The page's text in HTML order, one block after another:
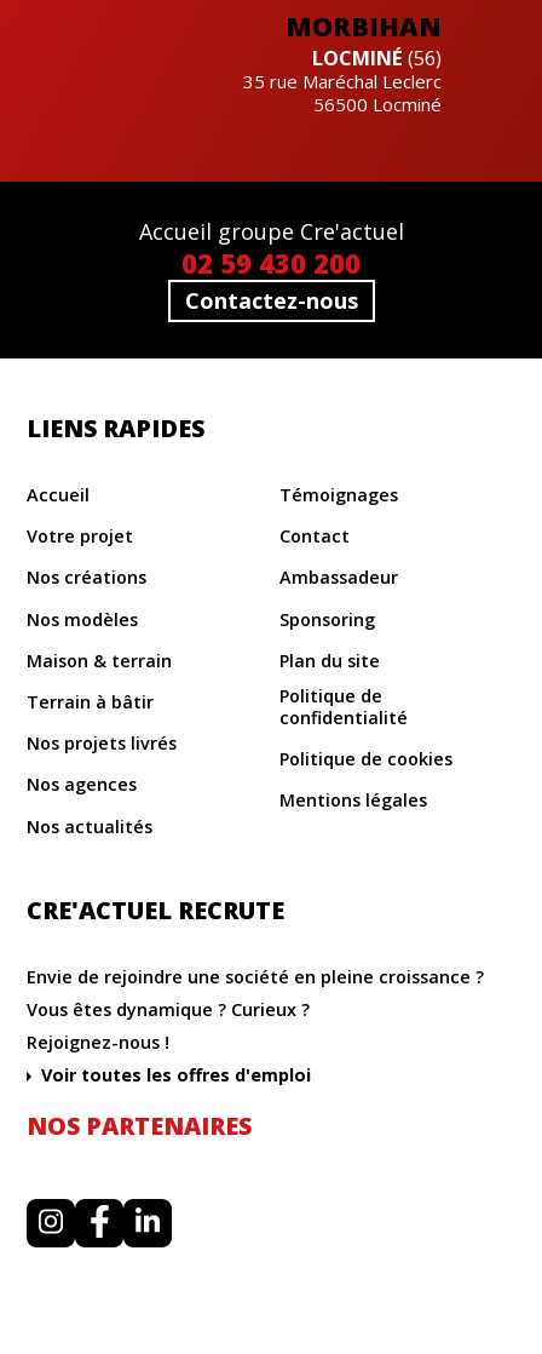
MORBIHAN
LOCMINÉ (56)
35 rue Maréchal Leclerc
56500 Locminé
Accueil groupe Cre'actuel
02 59 430 200
Contactez-nous
LIENS RAPIDES
Accueil
Votre projet
Nos créations
Nos modèles
Maison & terrain
Terrain à bâtir
Nos projets livrés
Nos agences
Nos actualités
Témoignages
Contact
Ambassadeur
Sponsoring
Plan du site
Politique de
confidentialité
Politique de cookies
Mentions légales
CRE'ACTUEL RECRUTE
Envie de rejoindre une société en pleine croissance ?
Vous êtes dynamique ? Curieux ?
Rejoignez-nous !
Voir toutes les offres d'emploi
NOS PARTENAIRES
I
n
F
a
L
i